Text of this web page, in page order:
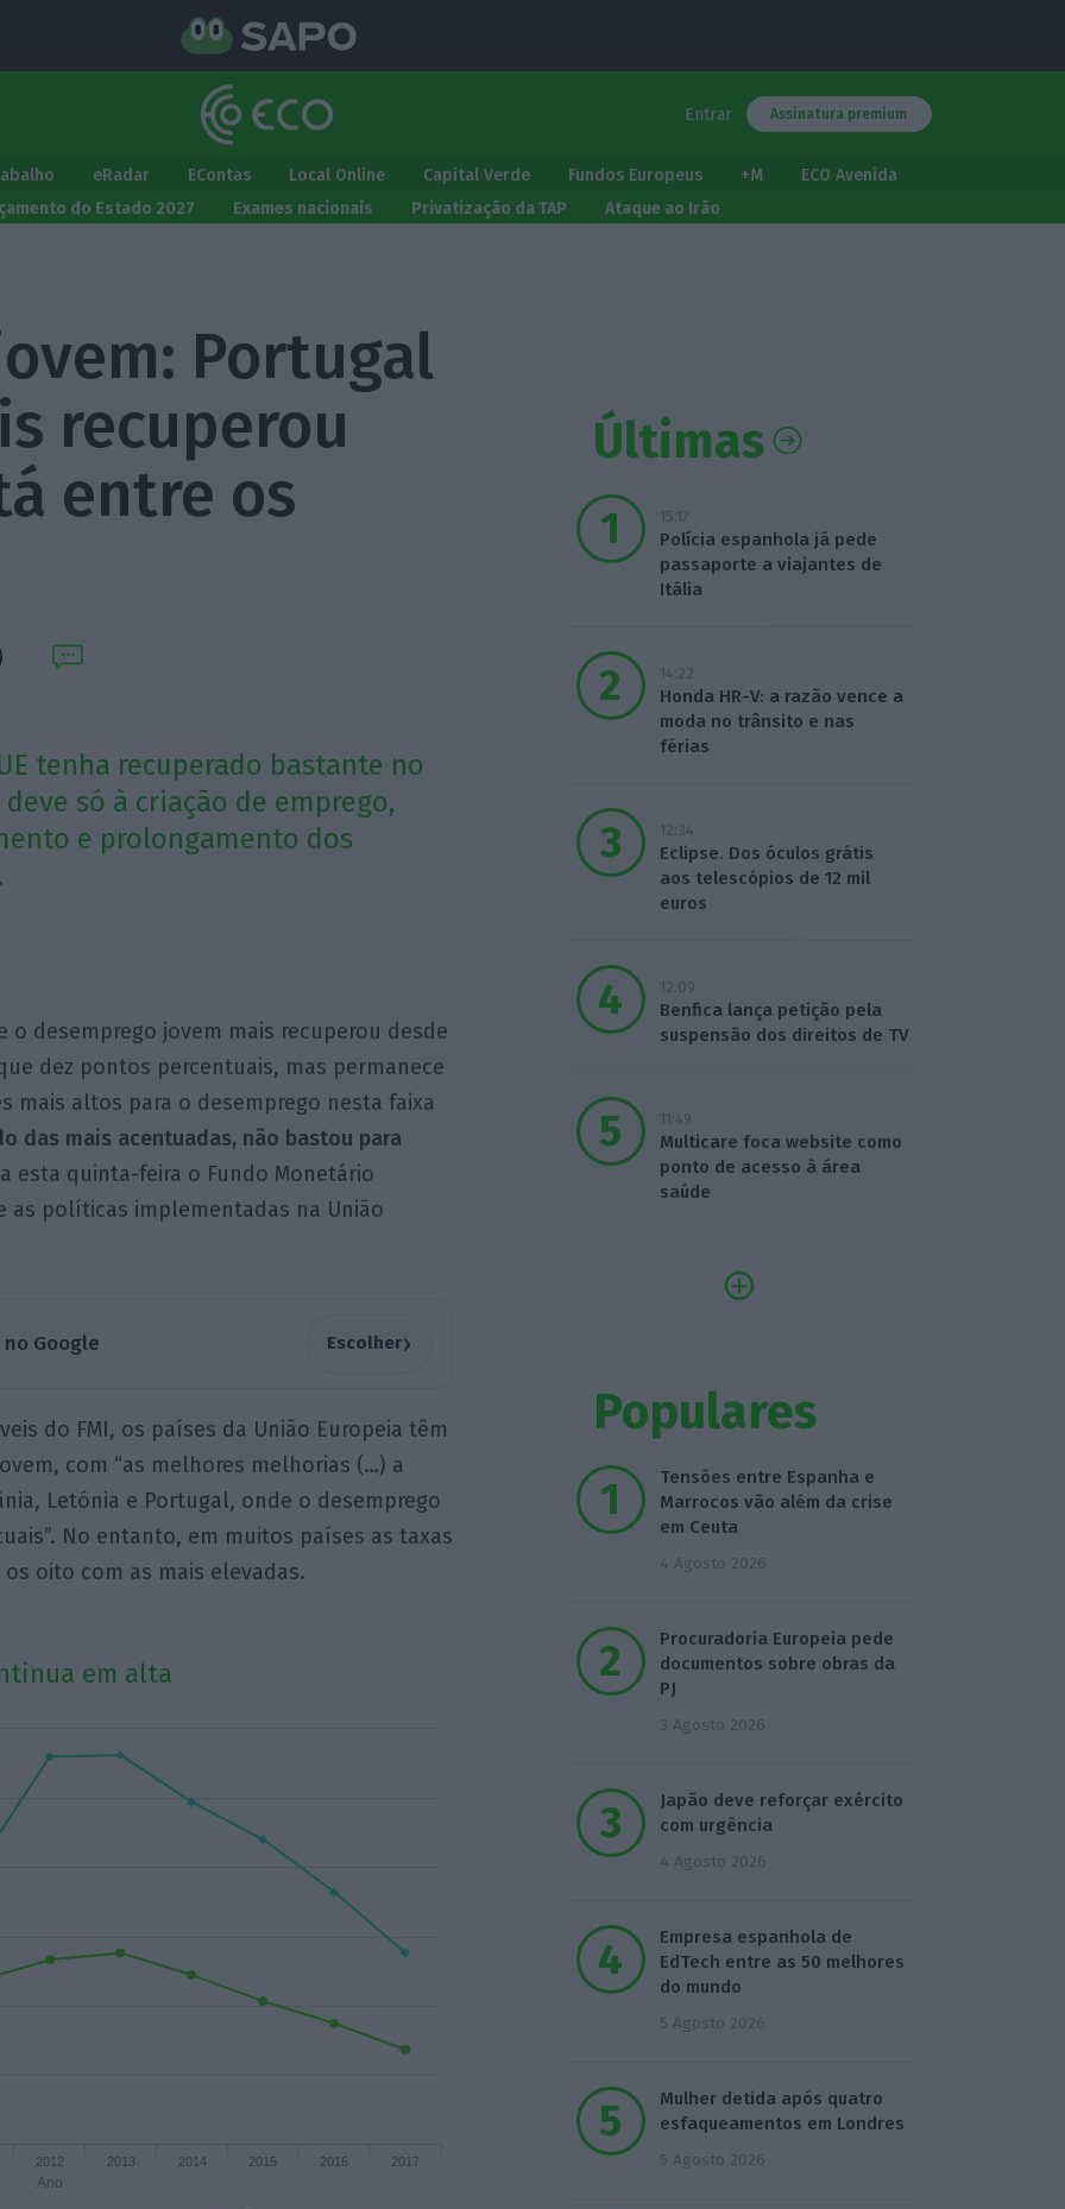
Entrar Assinatura premium
eRadar EContas Local Online Capital Verde Fundos Europeus +M
ECO Avenida
do Estado 2027 Exames nacionais Privatização da TAP Ataque ao Irão
Portugal
recuperou
entre os
tenha recuperado bastante no
só à criação de emprego,
e prolongamento dos
desemprego jovem mais recuperou desde
dez pontos percentuais, mas permanece
mais altos para o desemprego nesta faixa
das mais acentuadas, não bastou para
esta quinta-feira o Fundo Monetário
as políticas implementadas na União
Google Escolher›
do FMI, os países da União Europeia têm
com “as melhores melhorias (…) a
Letónia e Portugal, onde o desemprego
No entanto, em muitos países as taxas
oito com as mais elevadas.
em alta
Ano
2012 2013 2014 2015 2016 2017
Últimas
15:17
Polícia espanhola já pede
passaporte a viajantes de
Itália
14:22
Honda HR-V: a razão vence a
moda no trânsito e nas
férias
12:34
Eclipse. Dos óculos grátis
aos telescópios de 12 mil
euros
12:09
Benfica lança petição pela
suspensão dos direitos de TV
11:49
Multicare foca website como
ponto de acesso à área
saúde
Populares
Tensões entre Espanha e
Marrocos vão além da crise
em Ceuta
4 Agosto 2026
Procuradoria Europeia pede
documentos sobre obras da
PJ
3 Agosto 2026
Japão deve reforçar exército
com urgência
4 Agosto 2026
Empresa espanhola de
EdTech entre as 50 melhores
do mundo
5 Agosto 2026
Mulher detida após quatro
esfaqueamentos em Londres
5 Agosto 2026